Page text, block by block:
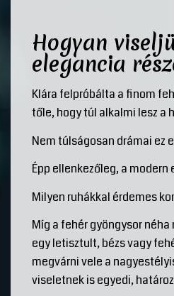
Hogyan
elegancia
Klára felpróbálta a finom
tőle, hogy túl alkalmi lesz a
Nem túlságosan drámai ez
Épp ellenkezőleg, a
Milyen ruhákkal érdemes
Míg a fehér gyöngysor
egy letisztult, bézs vagy
megvárni vele a
viseletnek is egyedi,